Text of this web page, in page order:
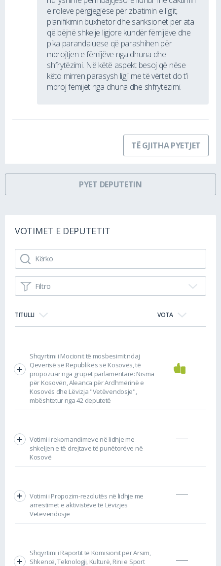
e roleve përgjegjëse për zbatimin e ligjit,
planifikimin buxhetor dhe sanksionet për ata
që bëjnë shkelje ligjore kundër fëmijëve dhe
pika parandaluese që parashihen për
mbrojtjen e fëmijëve nga dhuna dhe
shfrytëzimi. Në këtë aspekt besoj që nëse
këto mirren parasysh ligji me të vërtet do t’i
mbroj fëmijët nga dhuna dhe shfrytëzimi.
TË GJITHA PYETJET
PYET DEPUTETIN
VOTIMET E DEPUTETIT
Filtro
TITULLI VOTA
Shqyrtimi i Mocionit të mosbesimit ndaj
Qeverisë së Republikës së Kosovës, të
propozuar nga grupet parlamentare: Nisma
për Kosovën, Aleanca për Ardhmërinë e
Kosovës dhe Lëvizja "Vetëvendosje",
mbështetur nga 42 deputetë
Votimi i rekomandimeve në lidhje me
shkeljen e të drejtave të punëtorëve në
Kosovë
Votimi i Propozim-rezolutës në lidhje me
arrestimet e aktivistëve të Lëvizjes
Vetëvendosje
Shqyrtimi i Raportit të Komisionit për Arsim,
Shkencë, Teknologji, Kulturë, Rini e Sport